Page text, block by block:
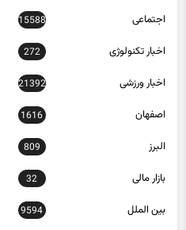
اجتماعی 15588
اخبار تکنولوژی 272
اخبار ورزشی 21392
اصفهان 1616
البرز 809
بازار مالی 32
بین الملل 9594